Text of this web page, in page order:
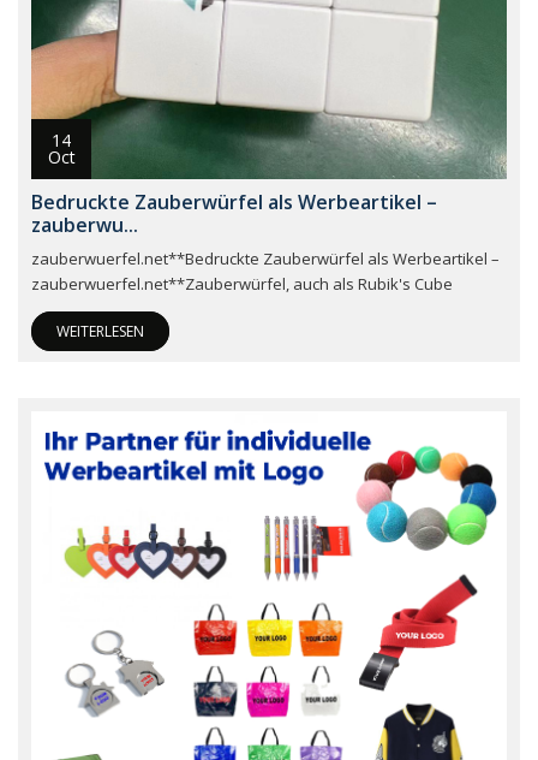
14
Oct
Bedruckte Zauberwürfel als Werbeartikel –
zauberwu...
zauberwuerfel.net**Bedruckte Zauberwürfel als Werbeartikel –
zauberwuerfel.net**Zauberwürfel, auch als Rubik's Cube
WEITERLESEN